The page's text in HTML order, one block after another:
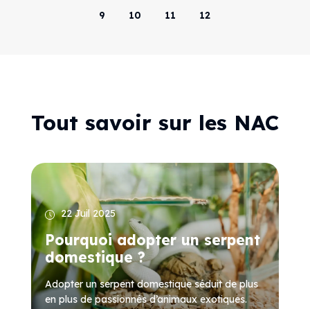
9 10 11 12
Tout savoir sur les NAC
22 Juil 2025
Pourquoi adopter un serpent
domestique ?
Adopter un serpent domestique séduit de plus
en plus de passionnés d’animaux exotiques.